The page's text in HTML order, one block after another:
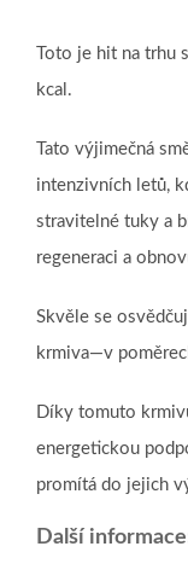
Toto je hit na
kcal.
Tato výjimečná
intenzivních letů,
stravitelné tuky a
regeneraci a
Skvěle se
krmiva—v
Díky tomuto
energetickou
promítá do jejich
Další